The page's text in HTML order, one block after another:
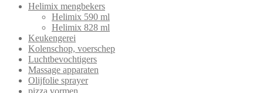
Helimix mengbekers
Helimix 590 ml
Helimix 828 ml
Keukengerei
Kolenschop, voerschep
Luchtbevochtigers
Massage apparaten
Olijfolie sprayer
pizza vormen